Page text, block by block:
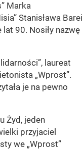
Marka
Stanisława Barei
lat 90. Nosiły nazwę
laureat
„Wprost”.
je na pewno
Żyd, jeden
przyjaciel
we „Wprost”